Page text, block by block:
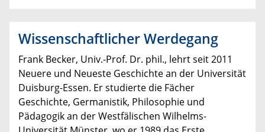
Wissenschaftlicher Werdegang
Frank Becker, Univ.-Prof. Dr. phil., lehrt seit 2011
Neuere und Neueste Geschichte an der Universität
Duisburg-Essen. Er studierte die Fächer
Geschichte, Germanistik, Philosophie und
Pädagogik an der Westfälischen Wilhelms-